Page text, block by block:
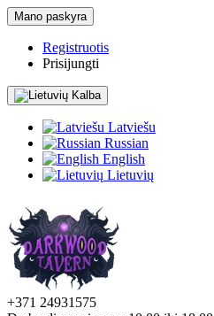
Mano paskyra
Registruotis
Prisijungti
Kalba
Latviešu
Russian
English
Lietuvių
+371 24931575